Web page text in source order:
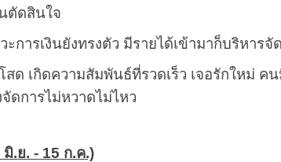
ตัดสินใจ
ะการเงินยังทรงตัว มีรายได้เข้ามาก็บริหาร
ด เกิดความสัมพันธ์ที่รวดเร็ว เจอรักใหม่ ค
ดการไม่หวาดไม่ไหว
มิ.ย. - 15 ก.ค.)